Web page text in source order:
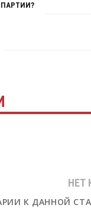
НЕТ
К ДАННОЙ